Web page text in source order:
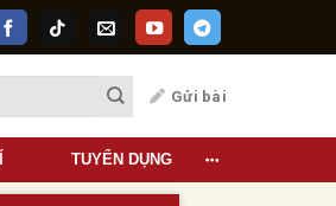
Gửi bài
TUYỂN DỤNG